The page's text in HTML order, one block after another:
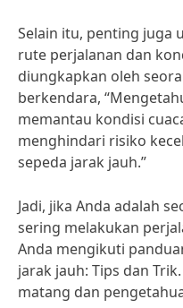
Selain itu, penting juga
rute perjalanan dan
diungkapkan oleh
berkendara,
memantau kondisi
menghindari risiko
sepeda jarak jauh.”
Jadi, jika Anda adalah
sering melakukan
Anda mengikuti
jarak jauh: Tips dan
matang dan